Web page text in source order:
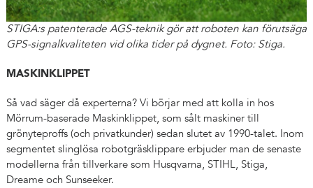
STIGA:s patenterade AGS-teknik gör att roboten kan förutsäga
GPS-signalkvaliteten vid olika tider på dygnet. Foto: Stiga.
MASKINKLIPPET
Så vad säger då experterna? Vi börjar med att kolla in hos
Mörrum-baserade Maskinklippet, som sålt maskiner till
grönyteproffs (och privatkunder) sedan slutet av 1990-talet. Inom
segmentet slinglösa robotgräsklippare erbjuder man de senaste
modellerna från tillverkare som Husqvarna, STIHL, Stiga,
Dreame och Sunseeker.